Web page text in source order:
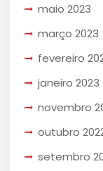
maio 2023
março 2023
fevereiro
janeiro 2023
novembro
outubro
setembro